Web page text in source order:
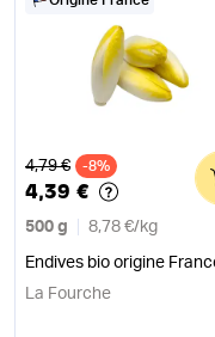
Ancien prix
4,79 € -8%
4,39 €
500 g 8,78 €/ kg
Endives bio origine
La Fourche